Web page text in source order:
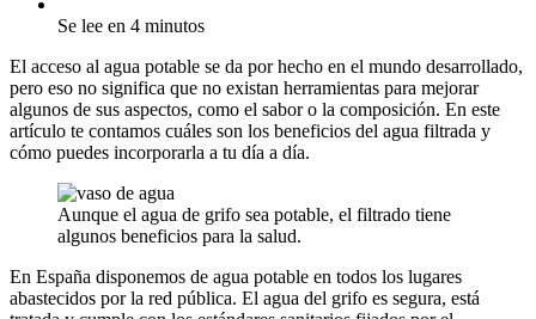
Se lee en 4 minutos
El acceso al agua potable se da por hecho en el mundo desarrollado,
pero eso no significa que no existan herramientas para mejorar
algunos de sus aspectos, como el sabor o la composición. En este
artículo te contamos cuáles son los beneficios del agua filtrada y
cómo puedes incorporarla a tu día a día.
Aunque el agua de grifo sea potable, el filtrado tiene
algunos beneficios para la salud.
En España disponemos de agua potable en todos los lugares
abastecidos por la red pública. El agua del grifo es segura, está